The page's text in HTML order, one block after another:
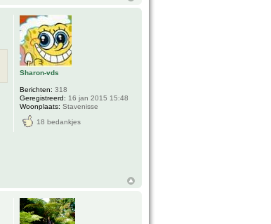
Sharon-vds
Berichten: 318
Geregistreerd: 16 jan 2015 15:48
Woonplaats: Stavenisse
18 bedankjes